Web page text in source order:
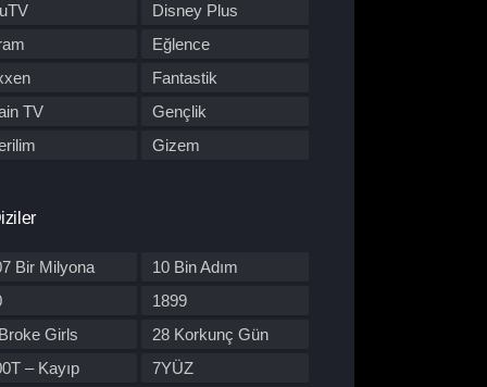
Disney Plus
Eğlence
Fantastik
TV
Gençlik
Gizem
Dizisi
Bir Milyona
Yol
10 Bin Adım
1899
Girls
28 Korkunç Gün
– Kayıp
7YÜZ